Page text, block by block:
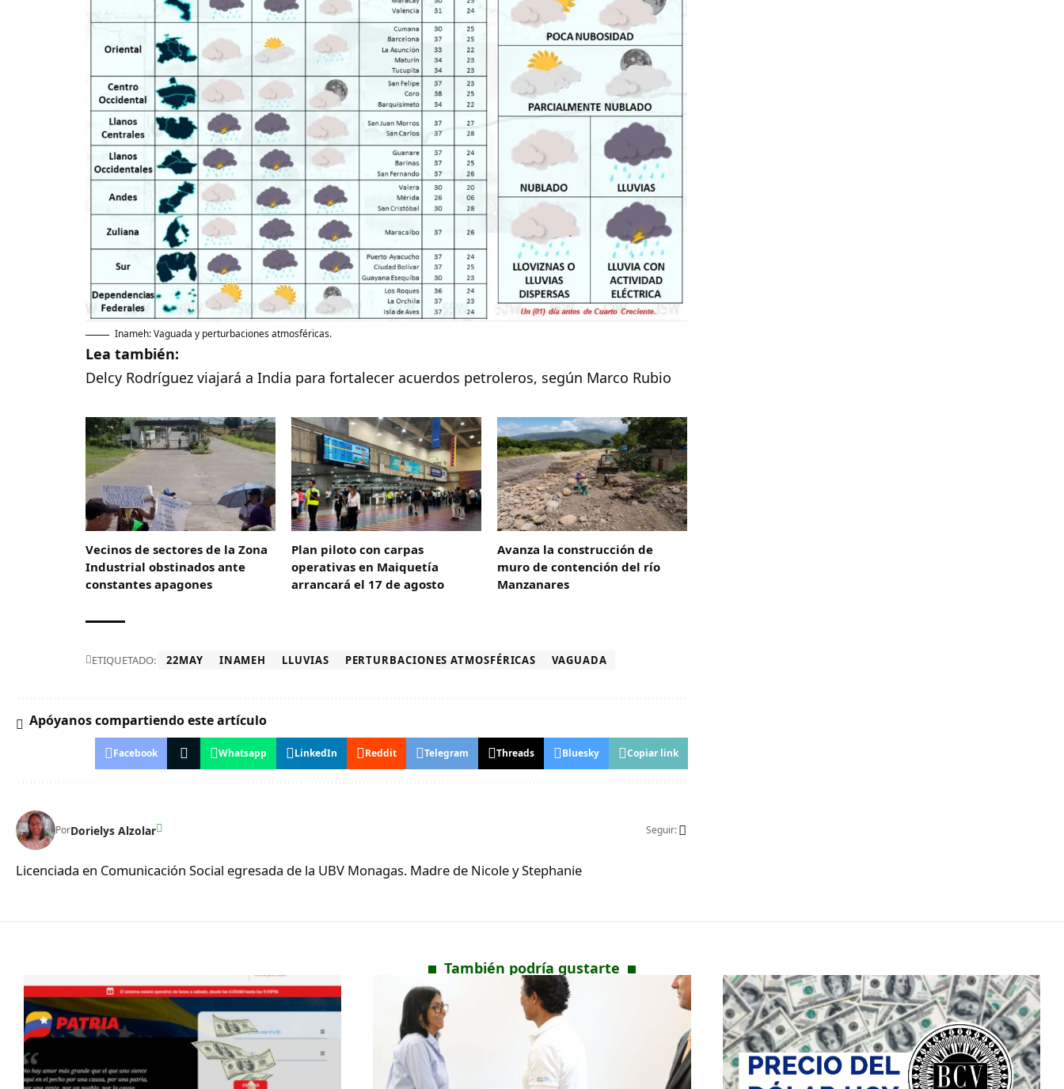
Inameh: Vaguada y perturbaciones atmosféricas.
Lea también:
Delcy Rodríguez viajará a India para fortalecer acuerdos petroleros, según Marco Rubio
Vecinos de sectores de la Zona
Industrial obstinados ante
constantes apagones
Plan piloto con carpas
operativas en Maiquetía
arrancará el 17 de agosto
Avanza la construcción de
muro de contención del río
Manzanares
ETIQUETADO: 22MAY INAMEH LLUVIAS PERTURBACIONES ATMOSFÉRICAS VAGUADA
Apóyanos compartiendo este artículo
Facebook Whatsapp LinkedIn Reddit Telegram Threads Bluesky Copiar link
PorDorielys Alzolar Seguir:
Licenciada en Comunicación Social egresada de la UBV Monagas. Madre de Nicole y Stephanie
También podría gustarte